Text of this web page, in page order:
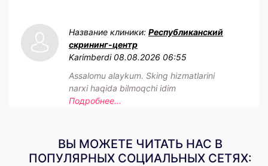
Название клиники: Республиканский
скрининг-центр
Karimberdi 08.08.2026 06:55
Assalomu alaykum. Sking hizmatlarini
narxi haqida bilmoqchi idim
Подробнее...
ВЫ МОЖЕТЕ ЧИТАТЬ НАС В
ПОПУЛЯРНЫХ СОЦИАЛЬНЫХ СЕТЯХ: